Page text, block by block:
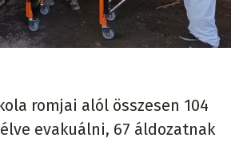
romjai alól összesen 104
evakuálni, 67 áldozatnak